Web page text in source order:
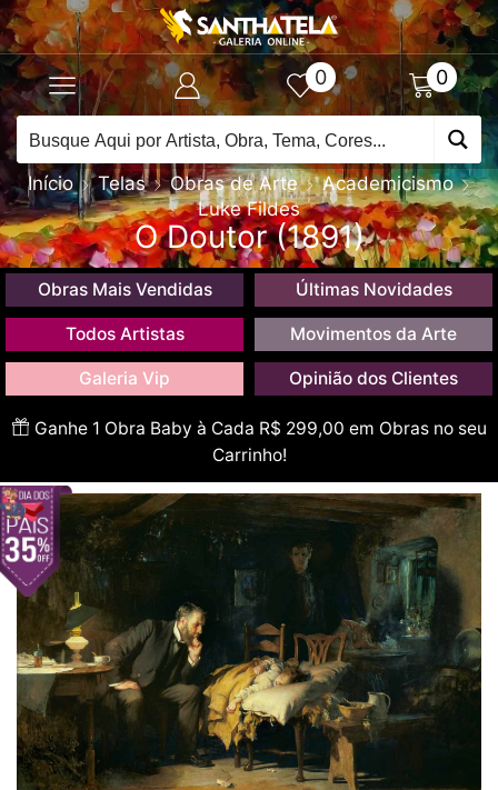
0 0
Início Telas Obras de Arte
Academicismo
Luke Fildes
O Doutor (1891)
Obras Mais Vendidas Últimas Novidades
Todos Artistas Movimentos da Arte
Galeria Vip Opinião dos Clientes
Ganhe 1 Obra Baby à Cada R$ 299,00 em Obras no seu
Carrinho!